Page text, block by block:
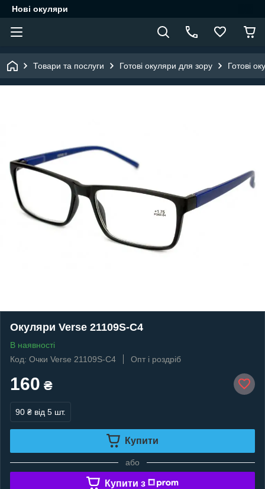
Нові окуляри
Товари та послуги Готові окуляри для зору Готові
Окуляри Verse 21109S-C4
В наявності
Код: Очки Verse 21109S-C4
Опт і роздріб
160 ₴
90 ₴ від 5 шт.
Купити
або
Купити з